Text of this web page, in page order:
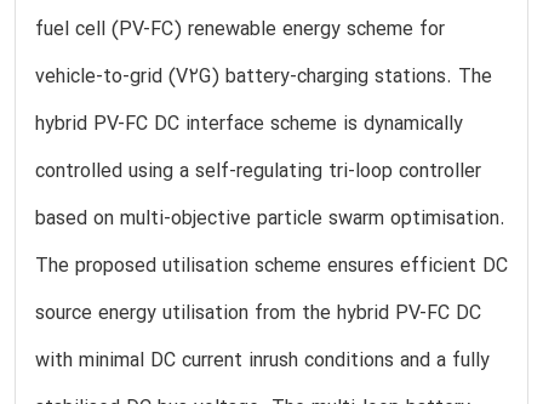
fuel cell (PV-FC) renewable energy scheme for
vehicle-to-grid (V2G) battery-charging stations. The
hybrid PV-FC DC interface scheme is dynamically
controlled using a self-regulating tri-loop controller
based on multi-objective particle swarm optimisation.
The proposed utilisation scheme ensures efficient DC
source energy utilisation from the hybrid PV-FC DC
with minimal DC current inrush conditions and a fully